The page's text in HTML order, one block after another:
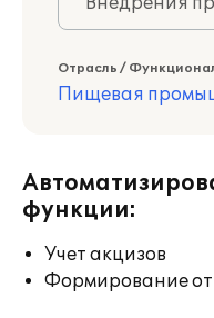
Отрасль /
Пищевая
функции:
Учет акцизов
Формирование